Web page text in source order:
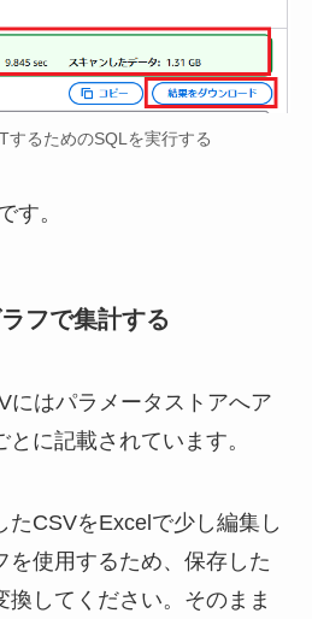
するためのSQLを実行する
す。
フで集計する
にはパラメータストアへア
に記載されています。
たCSVをExcelで少し編集し
を使用するため、保存した
換してください。そのまま